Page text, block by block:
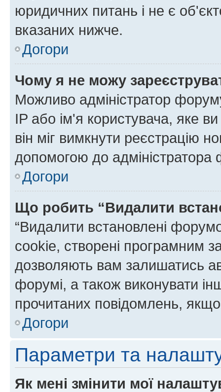
юридичних питань і не є
вказаних нижче.
Догори
Чому я не можу
Можливо адміністратор
IP або ім'я користувача, яке
він міг вимкнути реєстрацію
допомогою до адміністратора
Догори
Що робить “Видалити
“Видалити встановлені
cookie, створені програмним
дозволяють вам залишатись
форумі, а також виконувати
прочитаних повідомлень,
Догори
Параметри та
Як мені змінити мої